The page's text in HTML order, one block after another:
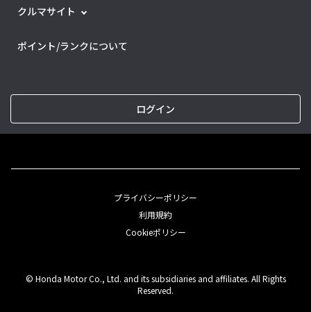
クルマサイト
ポイント/ランクについて
ログイン
プライバシーポリシー
利用規約
Cookieポリシー
© Honda Motor Co., Ltd. and its subsidiaries and affiliates. All Rights
Reserved.